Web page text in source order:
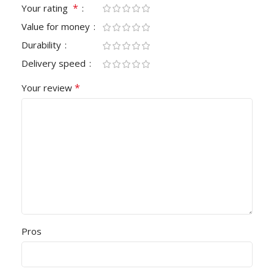
Your rating *
Value for money
Durability
Delivery speed
Your review *
Pros